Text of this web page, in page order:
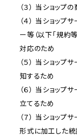
（３） 当ショップ
（４） 当ショップ
ー等（以下「規約
対応のため
（５） 当ショッ
知するため
（６） 当ショッ
立てるため
（７） 当ショップ
形式に加工した